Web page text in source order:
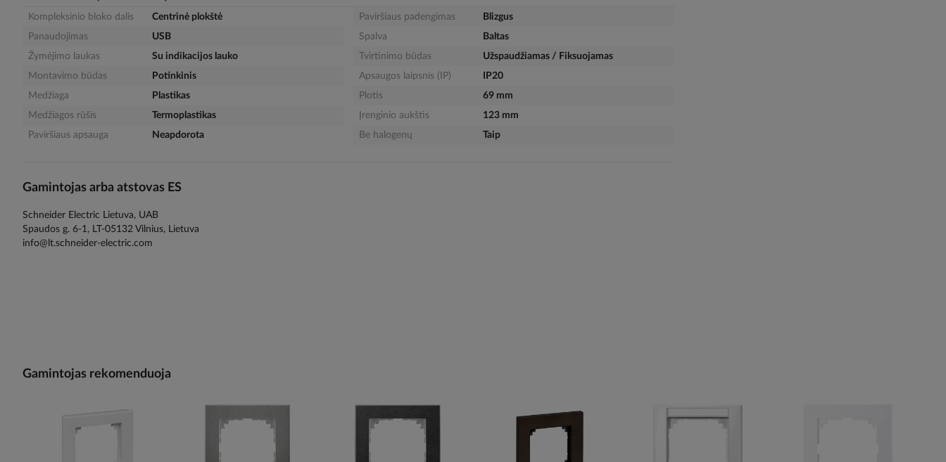
gallery
Kompleksinio bloko dalis
Centrinė plokštė
Panaudojimas
USB
Žymėjimo laukas
Su indikacijos lauko
Montavimo būdas
Potinkinis
Medžiaga
Plastikas
Medžiagos rūšis
Termoplastikas
Paviršiaus apsauga
Neapdorota
Paviršiaus padengimas
Blizgus
Spalva
Baltas
Tvirtinimo būdas
Užspaudžiamas / Fiksuojamas
Apsaugos laipsnis (IP)
IP20
Plotis
69 mm
Įrenginio aukštis
123 mm
Be halogenų
Taip
Gamintojas arba atstovas ES
Schneider Electric Lietuva, UAB
Spaudos g. 6-1, LT-05132 Vilnius, Lietuva
info@lt.schneider-electric.com
Gamintojas rekomenduoja